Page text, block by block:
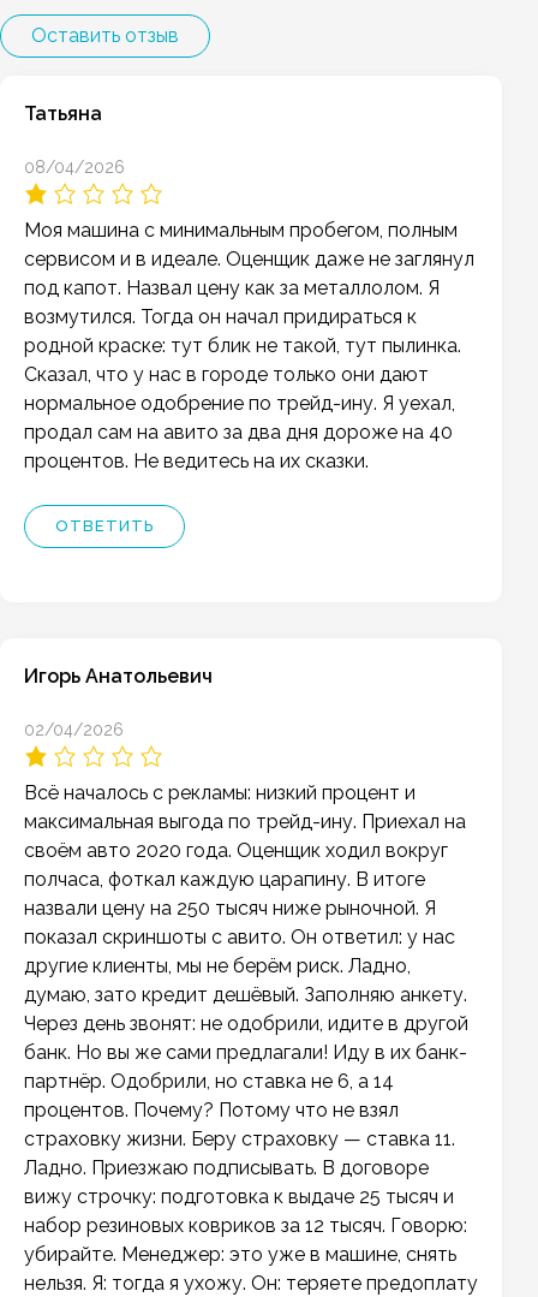
Оставить отзыв
Татьяна
08/04/2026
Моя машина с минимальным пробегом, полным
сервисом и в идеале. Оценщик даже не заглянул
под капот. Назвал цену как за металлолом. Я
возмутился. Тогда он начал придираться к
родной краске: тут блик не такой, тут пылинка.
Сказал, что у нас в городе только они дают
нормальное одобрение по трейд-ину. Я уехал,
продал сам на авито за два дня дороже на 40
процентов. Не ведитесь на их сказки.
ОТВЕТИТЬ
Игорь Анатольевич
02/04/2026
Всё началось с рекламы: низкий процент и
максимальная выгода по трейд-ину. Приехал на
своём авто 2020 года. Оценщик ходил вокруг
полчаса, фоткал каждую царапину. В итоге
назвали цену на 250 тысяч ниже рыночной. Я
показал скриншоты с авито. Он ответил: у нас
другие клиенты, мы не берём риск. Ладно,
думаю, зато кредит дешёвый. Заполняю анкету.
Через день звонят: не одобрили, идите в другой
банк. Но вы же сами предлагали! Иду в их банк-
партнёр. Одобрили, но ставка не 6, а 14
процентов. Почему? Потому что не взял
страховку жизни. Беру страховку — ставка 11.
Ладно. Приезжаю подписывать. В договоре
вижу строчку: подготовка к выдаче 25 тысяч и
набор резиновых ковриков за 12 тысяч. Говорю:
убирайте. Менеджер: это уже в машине, снять
нельзя. Я: тогда я ухожу. Он: теряете предоплату